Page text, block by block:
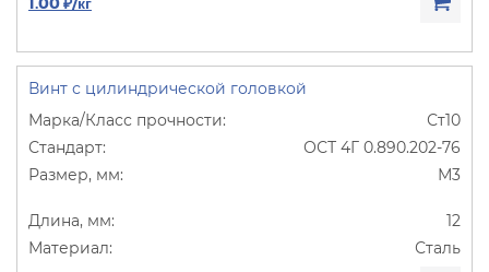
Винт с цилиндрической головкой
Ст10
ОСТ 4Г 0.890.202-76
М3
12
Сталь